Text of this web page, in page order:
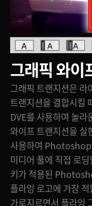
그래픽 와이
그래픽 트랜지션은 라
트랜지션을 결합시킬
DVE를 사용하여 놀라
와이프 트랜지션을
사용하여 Photoshop
미디어 풀에 직접 로
키가 적용된
플라잉 로고에 가장
가로지르면서 플라잉